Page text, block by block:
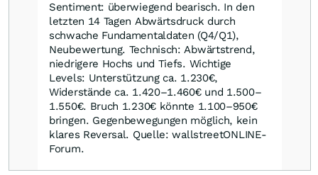
Sentiment: überwiegend bearisch. In den
letzten 14 Tagen Abwärtsdruck durch
schwache Fundamentaldaten (Q4/Q1),
Neubewertung. Technisch: Abwärtstrend,
niedrigere Hochs und Tiefs. Wichtige
Levels: Unterstützung ca. 1.230€,
Widerstände ca. 1.420–1.460€ und 1.500–
1.550€. Bruch 1.230€ könnte 1.100–950€
bringen. Gegenbewegungen möglich, kein
klares Reversal. Quelle: wallstreetONLINE-
Forum.